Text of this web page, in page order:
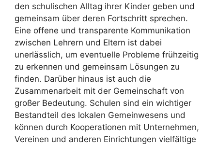
den schulischen Alltag ihrer Kinder geben und
gemeinsam über deren Fortschritt sprechen.
Eine offene und transparente Kommunikation
zwischen Lehrern und Eltern ist dabei
unerlässlich, um eventuelle Probleme frühzeitig
zu erkennen und gemeinsam Lösungen zu
finden. Darüber hinaus ist auch die
Zusammenarbeit mit der Gemeinschaft von
großer Bedeutung. Schulen sind ein wichtiger
Bestandteil des lokalen Gemeinwesens und
können durch Kooperationen mit Unternehmen,
Vereinen und anderen Einrichtungen vielfältige